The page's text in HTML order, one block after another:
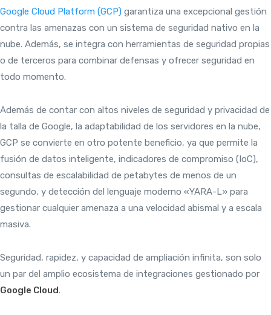
Google Cloud Platform (GCP) garantiza una excepcional gestión
contra las amenazas con un sistema de seguridad nativo en la
nube. Además, se integra con herramientas de seguridad propias
o de terceros para combinar defensas y ofrecer seguridad en
todo momento.
Además de contar con altos niveles de seguridad y privacidad de
la talla de Google, la adaptabilidad de los servidores en la nube,
GCP se convierte en otro potente beneficio, ya que permite la
fusión de datos inteligente, indicadores de compromiso (IoC),
consultas de escalabilidad de petabytes de menos de un
segundo, y detección del lenguaje moderno «YARA-L» para
gestionar cualquier amenaza a una velocidad abismal y a escala
masiva.
Seguridad, rapidez, y capacidad de ampliación infinita, son solo
un par del amplio ecosistema de integraciones gestionado por
Google Cloud.